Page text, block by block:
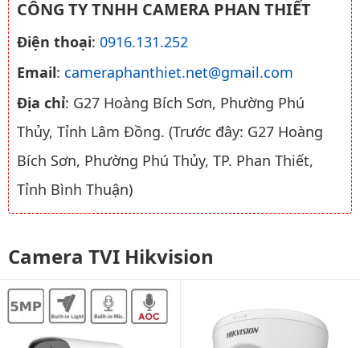
CÔNG TY TNHH CAMERA PHAN THIẾT
Điện thoại: 0916.131.252
Email: cameraphanthiet.net@gmail.com
Địa chỉ: G27 Hoàng Bích Sơn, Phường Phú
Thủy, Tỉnh Lâm Đồng. (Trước đây: G27 Hoàng
Bích Sơn, Phường Phú Thủy, TP. Phan Thiết,
Tỉnh Bình Thuận)
Camera TVI Hikvision